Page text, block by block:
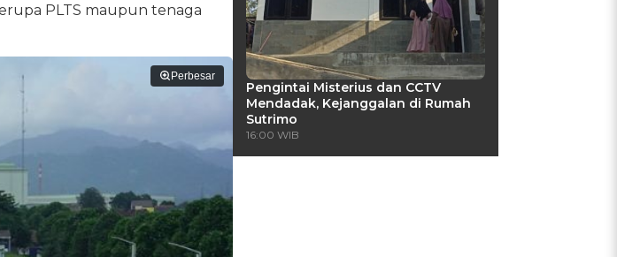
PLTS maupun tenaga
Perbesar
Pengintai Misterius dan CCTV
Mendadak, Kejanggalan di Rumah
Sutrimo
16:00 WIB